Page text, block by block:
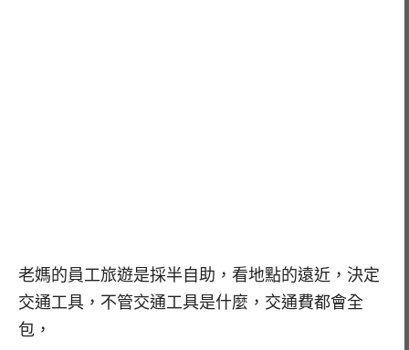
老媽的員工旅遊是採半自助，看地點的遠近，決定
交通工具，不管交通工具是什麼，交通費都會全
包，